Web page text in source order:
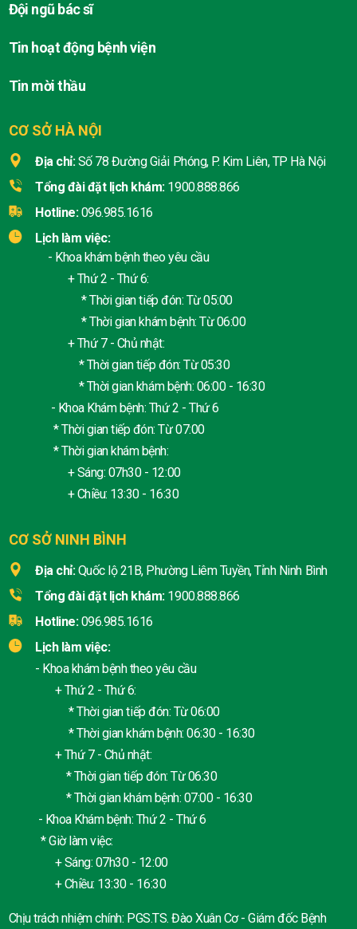
CƠ SỞ HÀ NỘI
Địa chỉ: Số 78 Đường Giải Phóng, P. Kim Liên, TP Hà Nội
Tổng đài đặt lịch khám: 1900.888.866
Hotline: 096.985.1616
Lịch làm việc:
- Khoa khám bệnh theo yêu cầu
+ Thứ 2 - Thứ 6:
* Thời gian tiếp đón: Từ 05:00
* Thời gian khám bệnh: Từ 06:00
+ Thứ 7 - Chủ nhật:
* Thời gian tiếp đón: Từ 05:30
* Thời gian khám bệnh: 06:00 - 16:30
- Khoa Khám bệnh: Thứ 2 - Thứ 6
* Thời gian tiếp đón: Từ 07:00
* Thời gian khám bệnh:
+ Sáng: 07h30 - 12:00
+ Chiều: 13:30 - 16:30
CƠ SỞ NINH BÌNH
Địa chỉ: Quốc lộ 21B, Phường Liêm Tuyền, Tỉnh Ninh Bình
Tổng đài đặt lịch khám: 1900.888.866
Hotline: 096.985.1616
Lịch làm việc:
- Khoa khám bệnh theo yêu cầu
+ Thứ 2 - Thứ 6:
* Thời gian tiếp đón: Từ 06:00
* Thời gian khám bệnh: 06:30 - 16:30
+ Thứ 7 - Chủ nhật:
* Thời gian tiếp đón: Từ 06:30
* Thời gian khám bệnh: 07:00 - 16:30
- Khoa Khám bệnh: Thứ 2 - Thứ 6
* Giờ làm việc:
+ Sáng: 07h30 - 12:00
+ Chiều: 13:30 - 16:30
Chịu trách nhiệm chính: PGS.TS. Đào Xuân Cơ - Giám đốc Bệnh
Đội ngũ bác sĩ
Tin hoạt động bệnh viện
Tin mời thầu